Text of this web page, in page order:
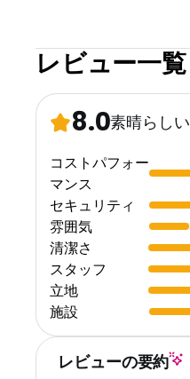
レビュー一覧
8.0素晴らしい
コストパフォー
マンス
セキュリティ
雰囲気
清潔さ
スタッフ
立地
施設
レビューの要約